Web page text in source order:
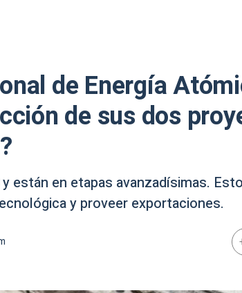
de Energía
de sus dos
están en etapas avanzadísimas.
y proveer exportaciones.